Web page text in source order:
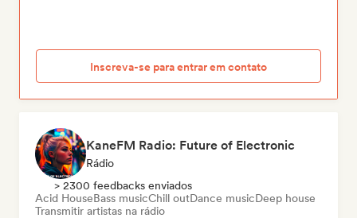
Inscreva-se para entrar em contato
KaneFM Radio: Future of Electronic
Rádio
> 2300 feedbacks enviados
Acid HouseBass musicChill outDance musicDeep house
Transmitir artistas na rádio